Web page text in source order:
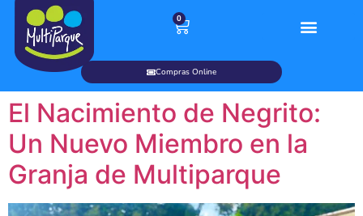
0
Compras Online
El Nacimiento de Negrito:
Un Nuevo Miembro en la
Granja de Multiparque